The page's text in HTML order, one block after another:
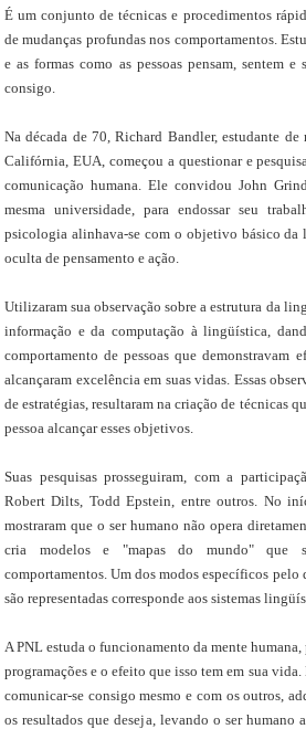
É um conjunto de técnicas e procedimentos
de mudanças profundas nos comportamentos.
e as formas como as pessoas pensam, sentem
consigo.
Na década de 70, Richard Bandler, estudante
Califórnia, EUA, começou a questionar e
comunicação humana. Ele convidou John
mesma universidade, para endossar seu
psicologia alinhava-se com o objetivo básico da
oculta de pensamento e ação.
Utilizaram sua observação sobre a estrutura da
informação e da computação à lingüística,
comportamento de pessoas que demonstravam
alcançaram excelência em suas vidas. Essas
de estratégias, resultaram na criação de técnicas
pessoa alcançar esses objetivos.
Suas pesquisas prosseguiram, com a
Robert Dilts, Todd Epstein, entre outros. No
mostraram que o ser humano não opera
cria modelos e "mapas do mundo" que
comportamentos. Um dos modos específicos
são representadas corresponde aos sistemas
A PNL estuda o funcionamento da mente
programações e o efeito que isso tem em sua vida.
comunicar-se consigo mesmo e com os outros,
os resultados que deseja, levando o ser humano